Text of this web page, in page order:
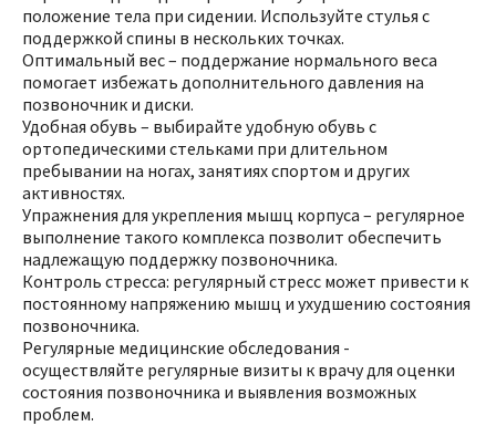
положение тела при сидении. Используйте стулья с
поддержкой спины в нескольких точках.
Оптимальный вес – поддержание нормального веса
помогает избежать дополнительного давления на
позвоночник и диски.
Удобная обувь – выбирайте удобную обувь с
ортопедическими стельками при длительном
пребывании на ногах, занятиях спортом и других
активностях.
Упражнения для укрепления мышц корпуса – регулярное
выполнение такого комплекса позволит обеспечить
надлежащую поддержку позвоночника.
Контроль стресса: регулярный стресс может привести к
постоянному напряжению мышц и ухудшению состояния
позвоночника.
Регулярные медицинские обследования -
осуществляйте регулярные визиты к врачу для оценки
состояния позвоночника и выявления возможных
проблем.